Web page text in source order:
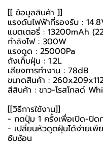
[[ ข้อมูลสินค้า ]]
แรงดันไฟฟ้าที่รองรับ :
แบตเตอรี่ : 13200mAh
กำลังไฟ : 300W
แรงดูด : 25000Pa
ถังเก็บฝุ่น : 1.2L
เสียงการทำงาน : 78dB
ขนาดสินค้า :
สีสินค้า : ขาว-โรสโกลด์
[[วิธีการใช้งาน]]
- กดปุ่ม 1 ครั้งเพื่อเปิด-ปิดก
- เปลี่ยนหัวดูดฝุ่นได้ง่ายเพี
ซับซ้อน